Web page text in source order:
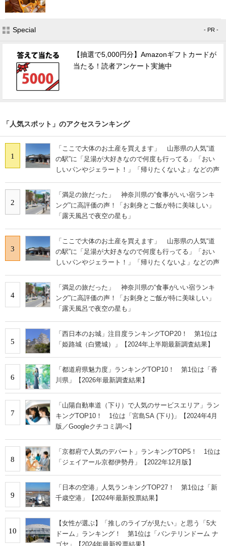
Special - PR -
【抽選で5,000円分】Amazonギフトカードが
当たる！読者アンケート実施中
「人気スポット」のアクセスランキング
1
「ここで大体のお土産を買えます」 山形県の人気“道
の駅”に「足湯が大好きなので何度も行ってる」「おい
しいパンやジェラート！」「帰りたくないよ」などの声
2
「満足の旅だった」 神奈川県の“食事がいい宿ランキ
ング”に高評価の声！「お刺身とご飯が特に美味しい」
「露天風呂で夜空の星も」
3
「ここで大体のお土産を買えます」 山形県の人気“道
の駅”に「足湯が大好きなので何度も行ってる」「おい
しいパンやジェラート！」「帰りたくないよ」などの声
4
「満足の旅だった」 神奈川県の“食事がいい宿ランキ
ング”に高評価の声！「お刺身とご飯が特に美味しい」
「露天風呂で夜空の星も」
5
「西日本のお城」注目度ランキングTOP20！ 第1位は
「姫路城（白鷺城）」【2024年上半期最新調査結果】
6
「都道府県魅力度」ランキングTOP10！ 第1位は「香
川県」【2026年最新調査結果】
7
「山陽自動車道（下り）で人気のサービスエリア」ラン
キングTOP10！ 1位は「宮島SA (下り)」【2024年4月
版／Googleクチコミ調べ】
8
「京都府で人気のデパート」ランキングTOP5！ 1位は
「ジェイアール京都伊勢丹」【2022年12月版】
9
「日本の空港」人気ランキングTOP27！ 第1位は「新
千歳空港」【2024年最新投票結果】
10
【女性が選ぶ】「推しのライブが見たい」と思う「5大
ドーム」ランキング！ 第1位は「バンテリンドーム ナ
ゴヤ」【2024年最新投票結果】